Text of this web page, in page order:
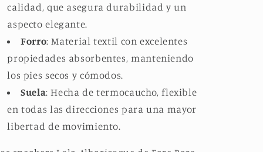
calidad, que asegura durabilidad y un
aspecto elegante.
Forro: Material textil con excelentes
propiedades absorbentes, manteniendo
los pies secos y cómodos.
Suela: Hecha de termocaucho, flexible
en todas las direcciones para una mayor
libertad de movimiento.